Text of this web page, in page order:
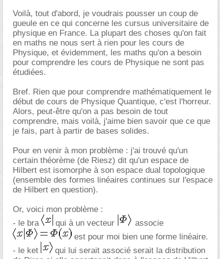
Voilà, tout d'abord, je voudrais pousser un coup de
gueule en ce qui concerne les cursus universitaire de
physique en France. La plupart des choses qu'on fait
en maths ne nous sert à rien pour les cours de
Physique, et évidemment, les maths qu'on a besoin
pour comprendre les cours de Physique ne sont pas
étudiées.
Bref. Rien que pour comprendre mathématiquement le
début de cours de Physique Quantique, c'est l'horreur.
Alors, peut-être qu'on a pas besoin de tout
comprendre, mais voilà, j'aime bien savoir que ce que
je fais, part à partir de bases solides.
Pour en venir à mon problème : j'ai trouvé qu'un
certain théorème (de Riesz) dit qu'un espace de
Hilbert est isomorphe à son espace dual topologique
(ensemble des formes linéaires continues sur l'espace
de Hilbert en question).
Or, voici mon problème :
- le bra
qui à un vecteur
associe
est pour moi bien une forme linéaire.
- le ket
qui lui serait associé serait la distribution